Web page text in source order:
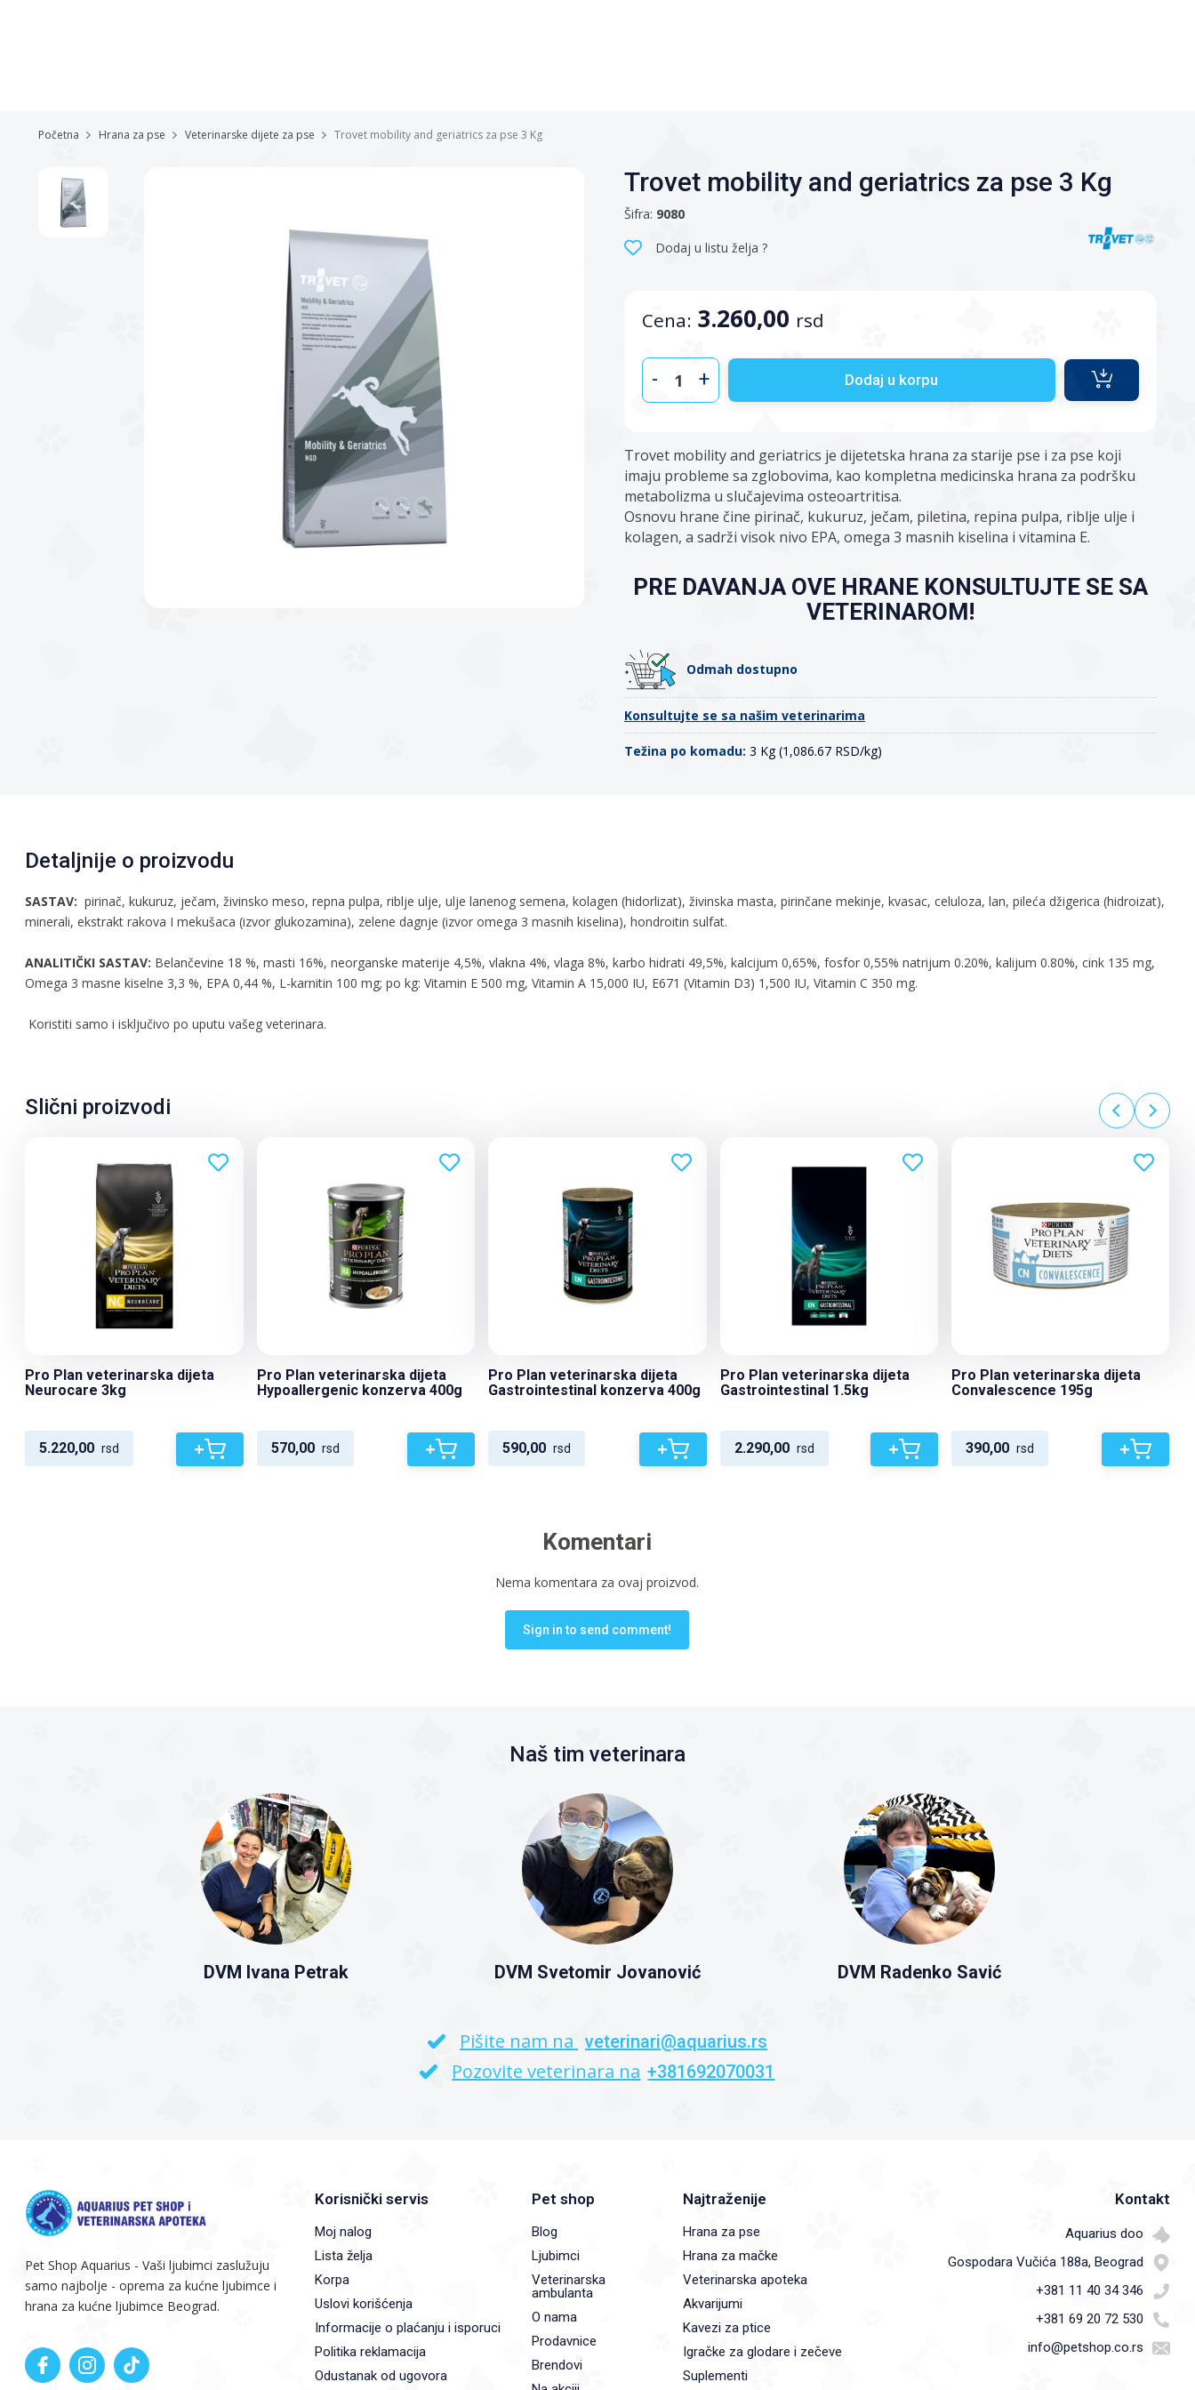
Početna Hrana za pse Veterinarske dijete za pse Trovet mobility and geriatrics za pse 3 Kg
Trovet mobility and geriatrics za pse 3 Kg
Šifra: 9080
Dodaj u listu želja ?
Cena: 3.260,00 rsd
- + Dodaj u korpu
Trovet mobility and geriatrics je dijetetska hrana za starije pse i za pse koji
imaju probleme sa zglobovima, kao kompletna medicinska hrana za podršku
metabolizma u slučajevima osteoartritisa.
Osnovu hrane čine pirinač, kukuruz, ječam, piletina, repina pulpa, riblje ulje i
kolagen, a sadrži visok nivo EPA, omega 3 masnih kiselina i vitamina E.
PRE DAVANJA OVE HRANE KONSULTUJTE SE SA
VETERINAROM!
Odmah dostupno
Konsultujte se sa našim veterinarima
Težina po komadu: 3 Kg (1,086.67 RSD/kg)
Detaljnije o proizvodu
SASTAV: pirinač, kukuruz, ječam, živinsko meso, repna pulpa, riblje ulje, ulje lanenog semena, kolagen (hidorlizat), živinska masta, pirinčane mekinje, kvasac, celuloza, lan, pileća džigerica (hidroizat),
minerali, ekstrakt rakova I mekušaca (izvor glukozamina), zelene dagnje (izvor omega 3 masnih kiselina), hondroitin sulfat.
ANALITIČKI SASTAV: Belančevine 18 %, masti 16%, neorganske materije 4,5%, vlakna 4%, vlaga 8%, karbo hidrati 49,5%, kalcijum 0,65%, fosfor 0,55% natrijum 0.20%, kalijum 0.80%, cink 135 mg,
Omega 3 masne kiselne 3,3 %, EPA 0,44 %, L-karnitin 100 mg; po kg: Vitamin E 500 mg, Vitamin A 15,000 IU, E671 (Vitamin D3) 1,500 IU, Vitamin C 350 mg.
Koristiti samo i isključivo po uputu vašeg veterinara.
Slični proizvodi
Pro Plan veterinarska dijeta
Neurocare 3kg
5.220,00 rsd +
Pro Plan veterinarska dijeta
Hypoallergenic konzerva 400g
570,00 rsd +
Pro Plan veterinarska dijeta
Gastrointestinal konzerva 400g
590,00 rsd +
Pro Plan veterinarska dijeta
Gastrointestinal 1.5kg
2.290,00 rsd +
Pro Plan veterinarska dijeta
Convalescence 195g
390,00 rsd +
Komentari
Nema komentara za ovaj proizvod.
Sign in to send comment!
Naš tim veterinara
DVM Ivana Petrak DVM Svetomir Jovanović DVM Radenko Savić
Pišite nam na veterinari@aquarius.rs
Pozovite veterinara na +381692070031
Pet Shop Aquarius - Vaši ljubimci zaslužuju
samo najbolje - oprema za kućne ljubimce i
hrana za kućne ljubimce Beograd.
Korisnički servis
Moj nalog
Lista želja
Korpa
Uslovi korišćenja
Informacije o plaćanju i isporuci
Politika reklamacija
Odustanak od ugovora
Pet shop
Blog
Ljubimci
Veterinarska
ambulanta
O nama
Prodavnice
Brendovi
Najtraženije
Hrana za pse
Hrana za mačke
Veterinarska apoteka
Akvarijumi
Kavezi za ptice
Igračke za glodare i zečeve
Suplementi
Kontakt
Aquarius doo
Gospodara Vučića 188a, Beograd
+381 11 40 34 346
+381 69 20 72 530
info@petshop.co.rs